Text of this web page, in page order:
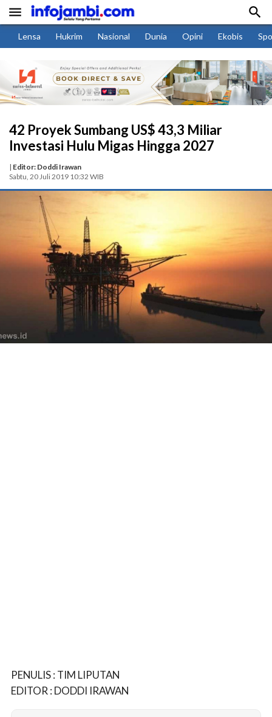
 
Lensa Hukrim Nasional Dunia Opini Ekobis
42 Proyek Sumbang US$ 43,3 Miliar
Investasi Hulu Migas Hingga 2027
| Editor: Doddi Irawan
Sabtu, 20 Juli 2019 10:32 WIB
PENULIS : TIM LIPUTAN
EDITOR : DODDI IRAWAN